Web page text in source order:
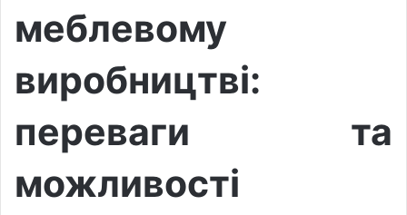
меблевому
виробництві:
переваги та
можливості